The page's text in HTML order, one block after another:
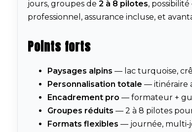
jours, groupes de 2 à 8 pilotes,
professionnel, assurance incluse, et
Points forts
Paysages alpins — lac turquoise,
Personnalisation totale — itinéraire
Encadrement pro — formateur +
Groupes réduits — 2 à 8 pilotes
Formats flexibles — journée,